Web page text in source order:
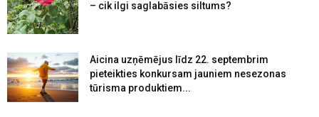
– cik ilgi saglabāsies siltums?
Aicina uzņēmējus līdz 22. septembrim
pieteikties konkursam jauniem nesezonas
tūrisma produktiem...